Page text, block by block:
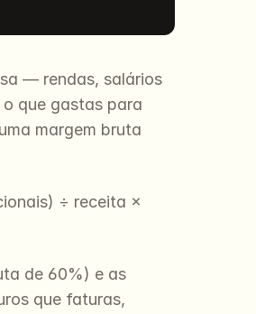
— rendas, salários
que gastas para
margem bruta
÷ receita ×
de 60%) e as
que faturas,